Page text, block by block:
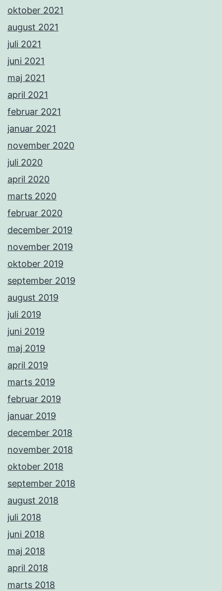
oktober 2021
august 2021
juli 2021
juni 2021
maj 2021
april 2021
februar 2021
januar 2021
november 2020
juli 2020
april 2020
marts 2020
februar 2020
december 2019
november 2019
oktober 2019
september 2019
august 2019
juli 2019
juni 2019
maj 2019
april 2019
marts 2019
februar 2019
januar 2019
december 2018
november 2018
oktober 2018
september 2018
august 2018
juli 2018
juni 2018
maj 2018
april 2018
marts 2018